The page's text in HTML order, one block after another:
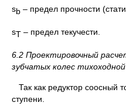
sb – предел прочности
sТ – предел текучести.
6.2 Проектировочный
зубчатых колес
Так как редуктор соосный
ступени.